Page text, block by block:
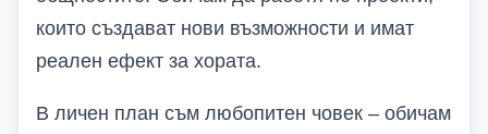
които създават нови възможности и имат
реален ефект за хората.
В личен план съм любопитен човек – обичам